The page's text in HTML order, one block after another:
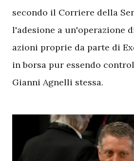
secondo il Corriere della
l'adesione a un'operazione
azioni proprie da parte di
in borsa pur essendo
Gianni Agnelli stessa.